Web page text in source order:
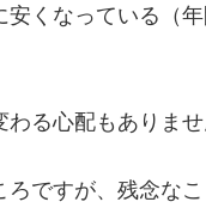
くなっている（
る心配もありませ
ですが、残念な